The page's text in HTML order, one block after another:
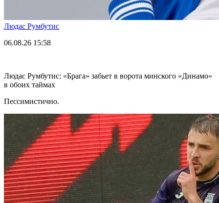
Людас Румбутис
06.08.26 15:58
Людас Румбутис: «Брага» забьет в ворота минского «Динамо»
в обоих таймах
Пессимистично.